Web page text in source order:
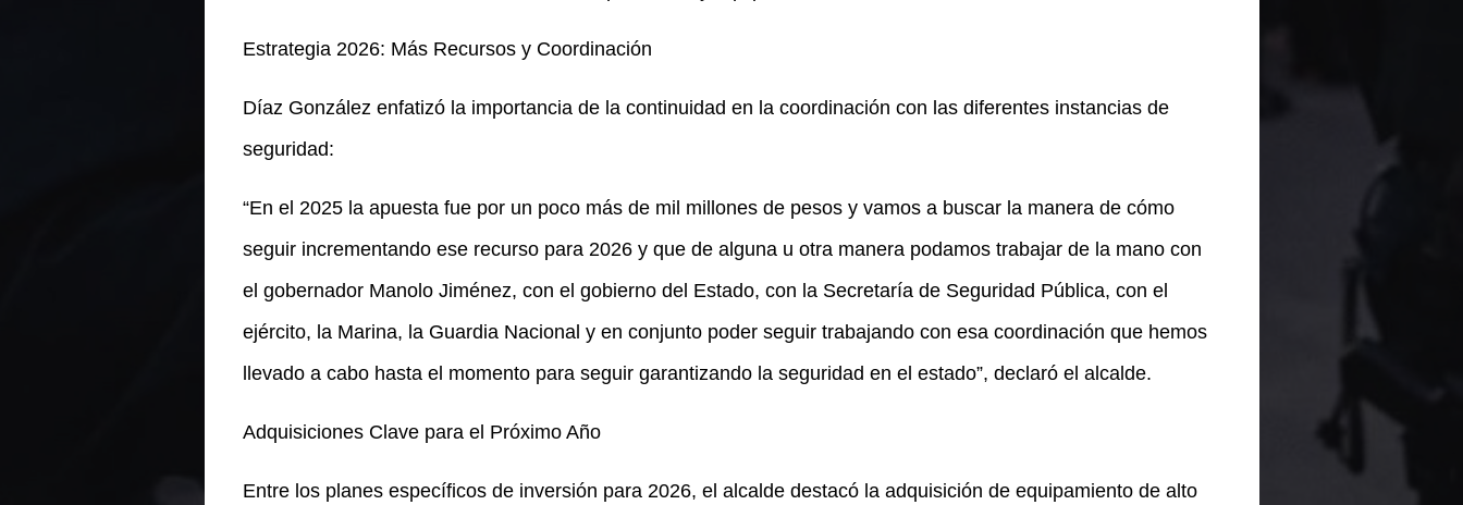
Estrategia 2026: Más Recursos y Coordinación
Díaz González enfatizó la importancia de la continuidad en la coordinación con las diferentes instancias de
seguridad:
“En el 2025 la apuesta fue por un poco más de mil millones de pesos y vamos a buscar la manera de cómo
seguir incrementando ese recurso para 2026 y que de alguna u otra manera podamos trabajar de la mano con
el gobernador Manolo Jiménez, con el gobierno del Estado, con la Secretaría de Seguridad Pública, con el
ejército, la Marina, la Guardia Nacional y en conjunto poder seguir trabajando con esa coordinación que hemos
llevado a cabo hasta el momento para seguir garantizando la seguridad en el estado”, declaró el alcalde.
Adquisiciones Clave para el Próximo Año
Entre los planes específicos de inversión para 2026, el alcalde destacó la adquisición de equipamiento de alto